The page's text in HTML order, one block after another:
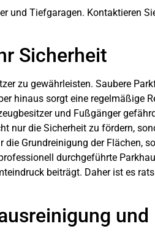
und Tiefgaragen. Kontaktieren
Sicherheit
zu gewährleisten. Saubere
hinaus sorgt eine regelmäßige
und Fußgänger
nur die Sicherheit zu fördern,
die Grundreinigung der Flächen,
durchgeführte
beiträgt. Daher ist es
und